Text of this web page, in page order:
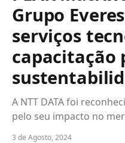
Grupo
serviços
capacitação
A NTT DATA foi
pelo seu impacto no
3 de Agosto, 2024